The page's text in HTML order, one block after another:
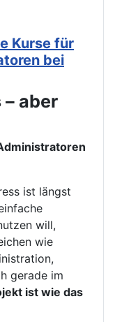
Kurse für
bei
aber
ist längst
will,
wie
gerade im
ist wie das